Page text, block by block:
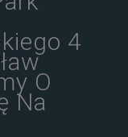
4
O
Na